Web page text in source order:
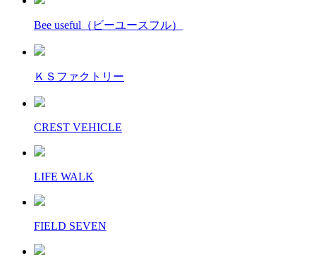
Bee useful（ビーユースフル）
ＫＳファクトリー
CREST VEHICLE
LIFE WALK
FIELD SEVEN